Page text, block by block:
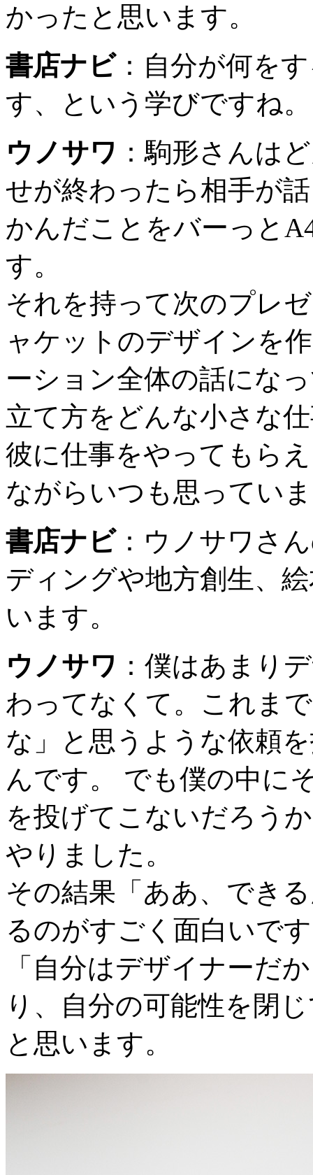
かったと思います。
書店ナビ： 自分が何を
す、という学びですね。
ウノサワ ：駒形さんは
せが終わったら相手が
かんだことをバーっと
す。
それを持って次のプレ
ャケットのデザインを
ーション全体の話にな
立て方をどんな小さな
彼に仕事をやってもら
ながらいつも思ってい
書店ナビ： ウノサワさ
ディングや地方創生、
います。
ウノサワ ： 僕はあまり
わってなくて。これま
な」と思うような依頼
んです。 でも僕の中に
を投げてこないだろう
やりました。
その結果「ああ、でき
るのがすごく面白いで
「自分はデザイナーだ
り、自分の可能性を閉
と思います。